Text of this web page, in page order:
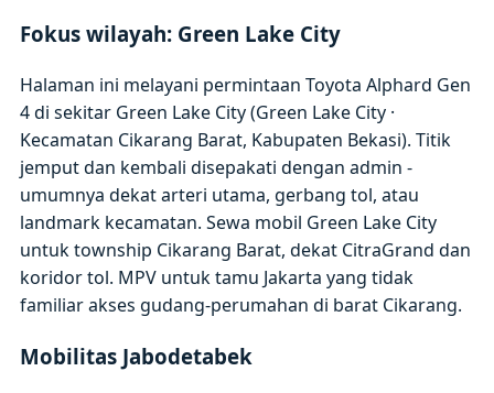
Fokus wilayah: Green Lake City
Halaman ini melayani permintaan Toyota Alphard Gen
4 di sekitar Green Lake City (Green Lake City ·
Kecamatan Cikarang Barat, Kabupaten Bekasi). Titik
jemput dan kembali disepakati dengan admin -
umumnya dekat arteri utama, gerbang tol, atau
landmark kecamatan. Sewa mobil Green Lake City
untuk township Cikarang Barat, dekat CitraGrand dan
koridor tol. MPV untuk tamu Jakarta yang tidak
familiar akses gudang-perumahan di barat Cikarang.
Mobilitas Jabodetabek